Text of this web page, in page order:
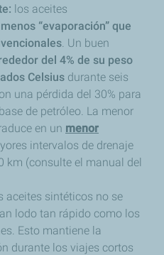
los aceites
“evaporación” que
. Un buen
del 4% de su peso
Celsius durante seis
una pérdida del 30% para
de petróleo. La menor
en un menor
intervalos de drenaje
km (consulte el manual del
aceites sintéticos no se
lodo tan rápido como los
Esto mantiene la
durante los viajes cortos